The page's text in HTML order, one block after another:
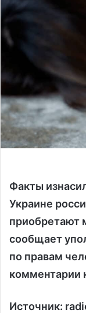
Факты
Украине
приобретают
сообщает
по правам
комментарии
Источник: